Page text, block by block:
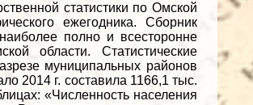
статистики по Омской
ежегодника. Сборник
полно и всесторонне
области. Статистические
муниципальных районов
2014 г. составила 1166,1 тыс.
«Численность населения